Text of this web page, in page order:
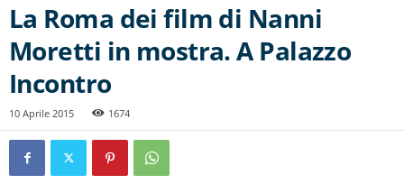
La Roma dei film di Nanni
Moretti in mostra. A Palazzo
Incontro
10 Aprile 2015 1674